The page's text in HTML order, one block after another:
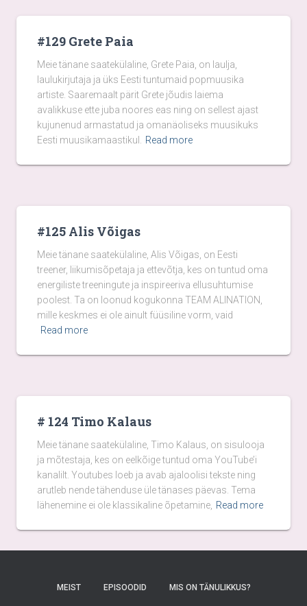
#129 Grete Paia
Meie tänane saatekülaline, Grete Paia, on laulja,
laulukirjutaja ja üks Eesti tuntumaid popmuusika
artiste. Saaremaalt pärit Grete jõudis laiema
avalikkuse ette juba noores eas ning on sellest ajast
kujunenud armastatud ja omanäoliseks muusikuks
Eesti muusikamaastikul.
Read more
#125 Alis Võigas
Meie tänane saatekülaline, Alis Võigas, on Eesti
treener, liikumisõpetaja ja ettevõtja, kes on tuntud oma
energiliste treeningute ja inspireeriva ellusuhtumise
poolest. Ta on loonud kogukonna TEAM ALINATION,
mille keskmes ei ole ainult füüsiline vorm, vaid
Read more
# 124 Timo Kalaus
Meie tänane saatekülaline, Timo Kalaus, on sisulooja
ja mõtestaja, kes on eelkõige tuntud oma YouTube’i
kanalilt. Youtubes loeb ja avab ajaloolisi tekste ning
arutleb nende tähenduse üle tänases päevas. Tema
lähenemine ei ole klassikaline õpetamine, Read more
MEIST EPISOODID MIS ON TÄNULIKKUS?